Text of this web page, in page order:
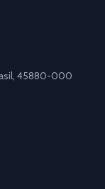
45880-000